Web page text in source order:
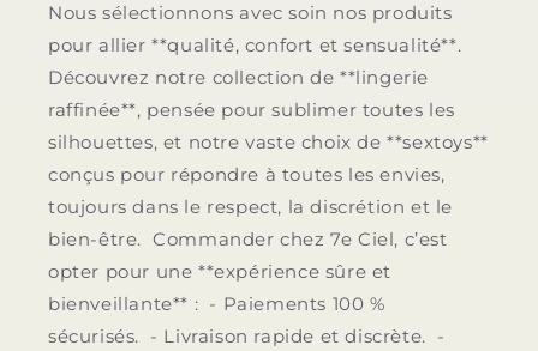
Nous sélectionnons avec soin nos produits
pour allier **qualité, confort et sensualité**.
Découvrez notre collection de **lingerie
raffinée**, pensée pour sublimer toutes les
silhouettes, et notre vaste choix de **sextoys**
conçus pour répondre à toutes les envies,
toujours dans le respect, la discrétion et le
bien-être. Commander chez 7e Ciel, c’est
opter pour une **expérience sûre et
bienveillante** : - Paiements 100 %
sécurisés. - Livraison rapide et discrète. -